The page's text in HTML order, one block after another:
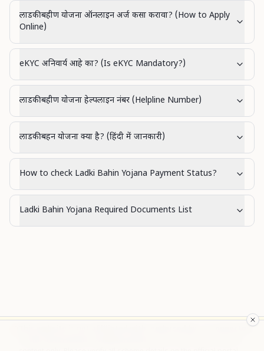
लाडकी बहीण योजना ऑनलाइन अर्ज कसा करावा? (How to Apply
Online)
eKYC अनिवार्य आहे का? (Is eKYC Mandatory?)
लाडकी बहीण योजना हेल्पलाइन नंबर (Helpline Number)
लाडकी बहन योजना क्या है? (हिंदी में जानकारी)
How to check Ladki Bahin Yojana Payment Status?
Ladki Bahin Yojana Required Documents List